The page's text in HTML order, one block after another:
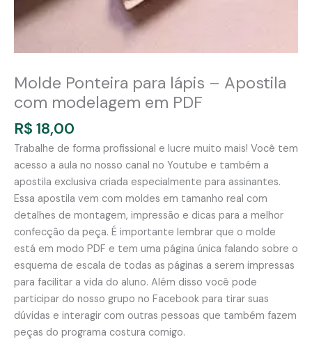
Molde Ponteira para lápis – Apostila
com modelagem em PDF
R$ 18,00
Trabalhe de forma profissional e lucre muito mais! Você tem
acesso a aula no nosso canal no Youtube e também a
apostila exclusiva criada especialmente para assinantes.
Essa apostila vem com moldes em tamanho real com
detalhes de montagem, impressão e dicas para a melhor
confecção da peça. É importante lembrar que o molde
está em modo PDF e tem uma página única falando sobre o
esquema de escala de todas as páginas a serem impressas
para facilitar a vida do aluno. Além disso você pode
participar do nosso grupo no Facebook para tirar suas
dúvidas e interagir com outras pessoas que também fazem
peças do programa costura comigo.